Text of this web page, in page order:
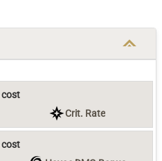
cost
Crit. Rate
cost